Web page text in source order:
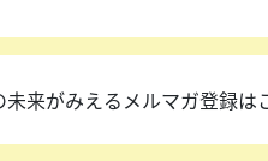
未来がみえるメルマガ登録は